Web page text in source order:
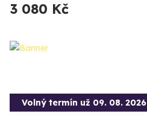
3 080 Kč
Volný termín už 09. 08. 2026